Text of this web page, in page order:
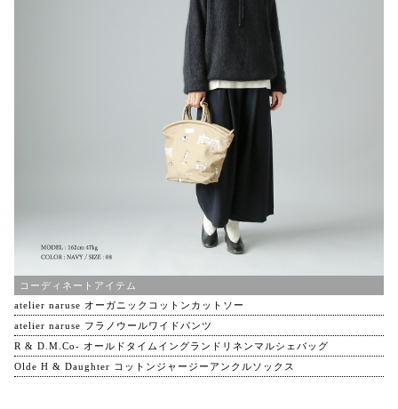
コーディネートアイテム
atelier naruse オーガニックコットンカットソー
atelier naruse フラノウールワイドパンツ
R & D.M.Co- オールドタイムイングランドリネンマルシェバッグ
Olde H & Daughter コットンジャージーアンクルソックス